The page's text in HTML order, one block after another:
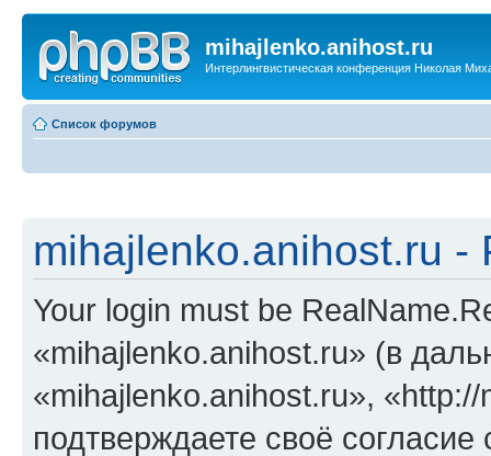
mihajlenko.anihost.ru
Интерлингвистическая конференция Николая
Список форумов
mihajlenko.anihost.ru -
Your login must be
«mihajlenko.anihost.ru» (в
«mihajlenko.anihost.ru»,
подтверждаете своё